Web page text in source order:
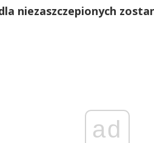
niezaszczepionych
ad